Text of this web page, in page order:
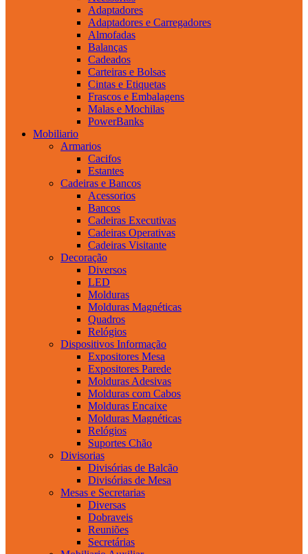
Adaptadores
Adaptadores e Carregadores
Almofadas
Balanças
Cadeados
Carteiras e Bolsas
Cintas e Etiquetas
Frascos e Embalagens
Malas e Mochilas
PowerBanks
Mobiliario
Armarios
Cacifos
Estantes
Cadeiras e Bancos
Acessorios
Bancos
Cadeiras Executivas
Cadeiras Operativas
Cadeiras Visitante
Decoração
Diversos
LED
Molduras
Molduras Magnéticas
Quadros
Relógios
Dispositivos Informação
Expositores Mesa
Expositores Parede
Molduras Adesivas
Molduras com Cabos
Molduras Encaixe
Molduras Magnéticas
Relógios
Suportes Chão
Divisorias
Divisórias de Balcão
Divisórias de Mesa
Mesas e Secretarias
Diversas
Dobraveis
Reuniões
Secretárias